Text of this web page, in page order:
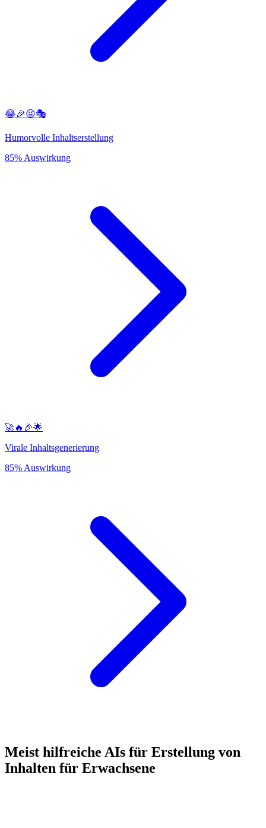
😂🎉😜🎭
Humorvolle Inhaltserstellung
85% Auswirkung
🚀🔥🎉🌟
Virale Inhaltsgenerierung
85% Auswirkung
Meist hilfreiche AIs für Erstellung von
Inhalten für Erwachsene